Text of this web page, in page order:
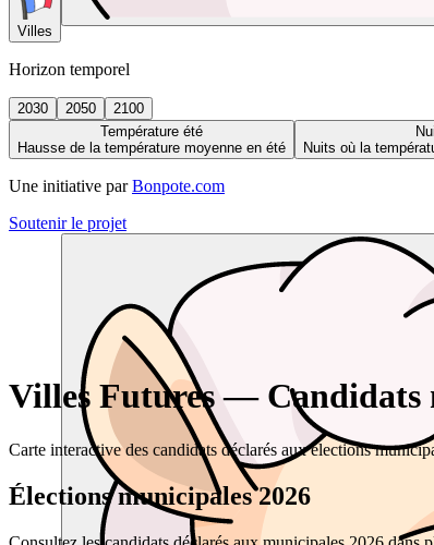
Villes
Horizon temporel
2030 2050
2100
Température été
Hausse de la température moyenne en été
Nuits où la
Une initiative par Bonpote.com
Soutenir le projet
Villes Futures — Candidats
Carte interactive des candidats déclarés aux élections
Élections municipales 2026